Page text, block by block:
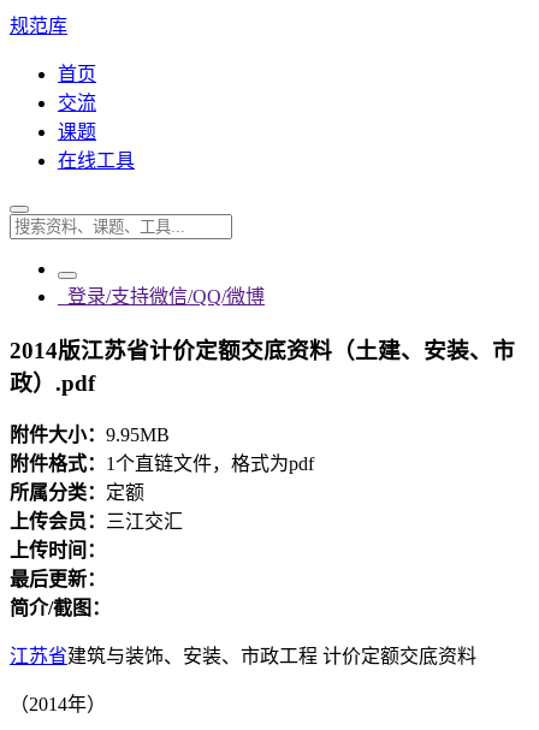
规范库
首页
交流
课题
在线工具
登录/支持微信/QQ/微博
2014版江苏省计价定额交底资料（土建、安装、市
政）.pdf
附件大小： 9.95MB
附件格式： 1个直链文件，格式为pdf
所属分类： 定额
上传会员： 三江交汇
上传时间：
最后更新：
简介/截图：
江苏省建筑与装饰、安装、市政工程 计价定额交底资料
（2014年）